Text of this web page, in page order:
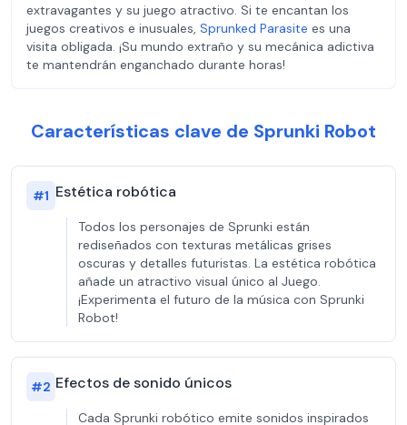
extravagantes y su juego atractivo. Si te encantan los
juegos creativos e inusuales, Sprunked Parasite es una
visita obligada. ¡Su mundo extraño y su mecánica adictiva
te mantendrán enganchado durante horas!
Características clave de Sprunki Robot
#1 Estética robótica
Todos los personajes de Sprunki están
rediseñados con texturas metálicas grises
oscuras y detalles futuristas. La estética robótica
añade un atractivo visual único al Juego.
¡Experimenta el futuro de la música con Sprunki
Robot!
#2 Efectos de sonido únicos
Cada Sprunki robótico emite sonidos inspirados